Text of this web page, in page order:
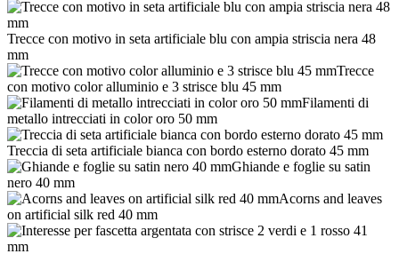
Trecce con motivo in seta artificiale blu con ampia striscia nera 48
mm
Trecce
con motivo color alluminio e 3 strisce blu 45 mm
Filamenti di
metallo intrecciati in color oro 50 mm
Treccia di seta artificiale bianca con bordo esterno dorato 45 mm
Ghiande e foglie su satin
nero 40 mm
Acorns and leaves
on artificial silk red 40 mm